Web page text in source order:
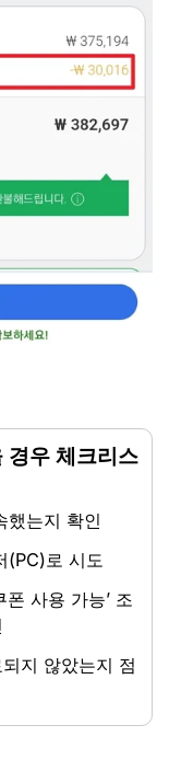
경우 체크리스
했는지 확인
(PC)로 시도
폰 사용 가능’ 조
지 않았는지 점